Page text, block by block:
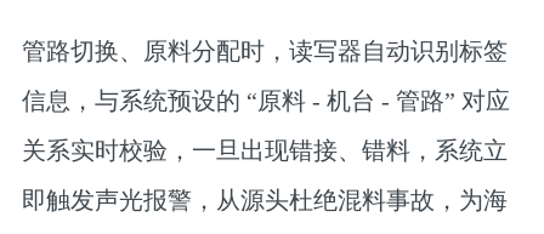
管路切换、原料分配时，读写器自动识别标签
信息，与系统预设的 “原料 - 机台 - 管路” 对应
关系实时校验，一旦出现错接、错料，系统立
即触发声光报警，从源头杜绝混料事故，为海